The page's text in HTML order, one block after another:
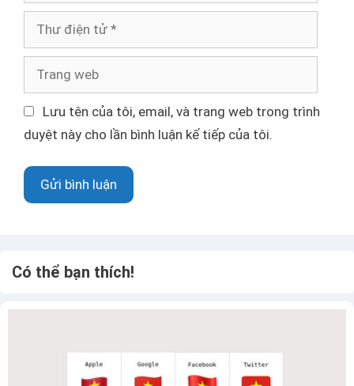
i
ệ
t
ử
a
n
w
e
Lưu tên của tôi, email, và trang web trong trình
duyệt này cho lần bình luận kế tiếp của tôi.
Có thể bạn thích!